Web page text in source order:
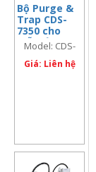
Bộ Purge &
Trap CDS-
7350 cho
mẫu lỏng,
Model: CDS-
7350
Model: CDS-
7350
Giá: Liên hệ